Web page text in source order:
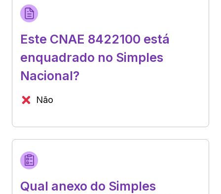
Este CNAE 8422100 está
enquadrado no Simples
Nacional?
Não
Qual anexo do Simples